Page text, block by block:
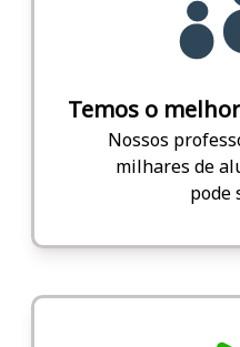
Temos o
Nossos
milhares de
pode